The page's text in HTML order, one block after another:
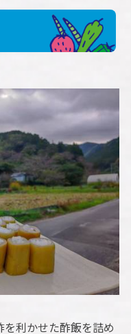
利かせた酢飯を詰め